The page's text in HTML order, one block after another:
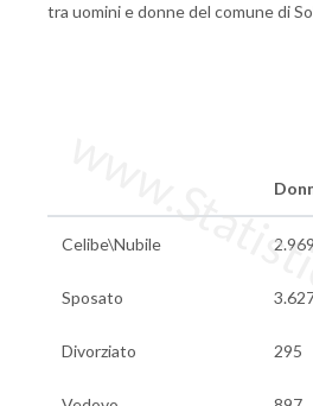
tra uomini e donne del comune di
Celibe\Nubile 2.969
Sposato
Divorziato 295